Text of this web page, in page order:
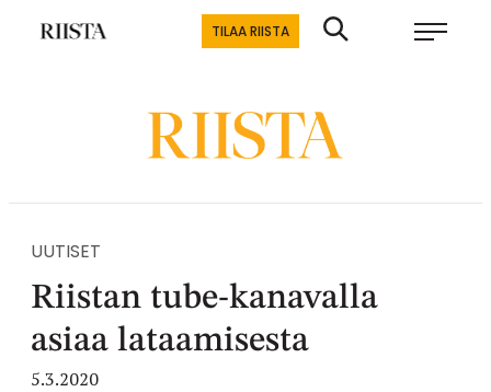
Siirry
Riistalehti.fi
TILAA RIISTA
UUTISET
Riistan tube-kanavalla
asiaa lataamisesta
5.3.2020